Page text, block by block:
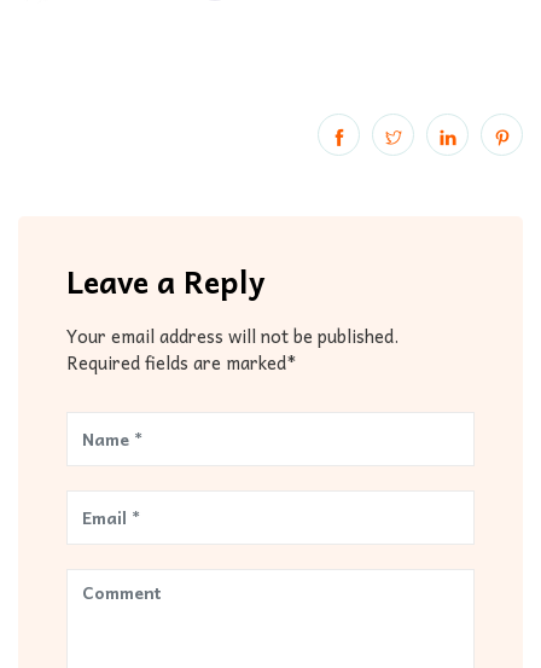
Leave a Reply
Your email address will not be published.
Required fields are marked*